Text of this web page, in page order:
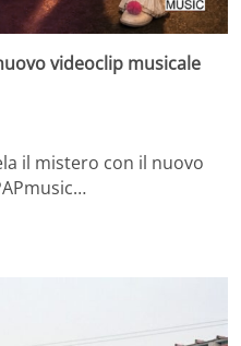
videoclip musicale
il mistero con il nuovo